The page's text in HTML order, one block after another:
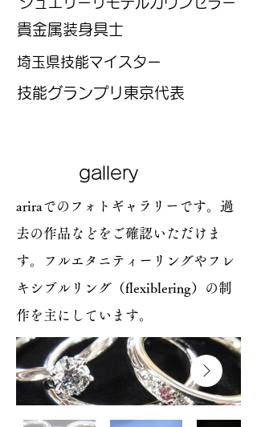
​貴金属装身具士
​技能グランプリ東京代表
​埼玉県技能マイスター
​gallery
ariraでのフォトギャラリーです。過
去の作品などをご確認いただけま
す。​フルエタニティーリングやフレ
キシブルリング（flexiblering）の制
作を主にしています。